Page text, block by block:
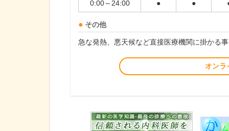
0:00～24:00 ● ●
その他
急な発熱、悪天候など直接医療機関に掛かる
オンラ